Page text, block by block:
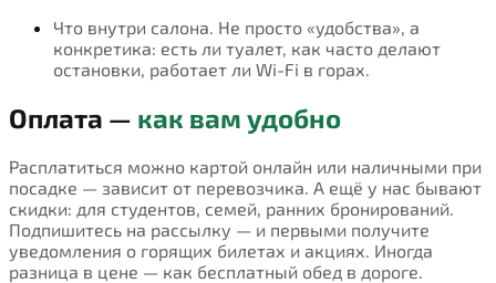
Что внутри салона. Не просто «удобства», а
конкретика: есть ли туалет, как часто делают
остановки, работает ли Wi-Fi в горах.
Оплата — как вам удобно
Расплатиться можно картой онлайн или наличными при
посадке — зависит от перевозчика. А ещё у нас бывают
скидки: для студентов, семей, ранних бронирований.
Подпишитесь на рассылку — и первыми получите
уведомления о горящих билетах и акциях. Иногда
разница в цене — как бесплатный обед в дороге.